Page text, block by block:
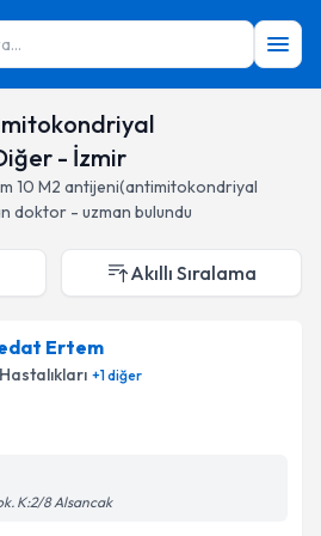
- İzmir
10 M2 antijeni(antimitokondriyal
doktor - uzman bulundu
Akıllı Sıralama
Ertem
+1diğer
K:2/8 Alsancak